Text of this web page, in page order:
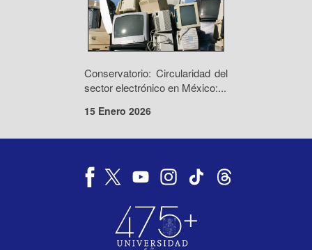
Conservatorio: Circularidad del
sector electrónico en México:...
15 Enero 2026